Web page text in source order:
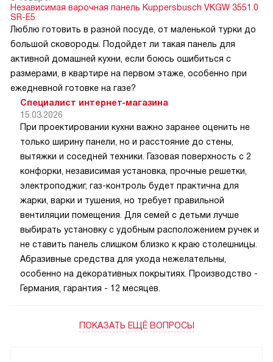
Независимая варочная панель Kuppersbusch VKGW 3551.0
SR-E5
Люблю готовить в разной посуде, от маленькой турки до
большой сковороды. Подойдет ли такая панель для
активной домашней кухни, если боюсь ошибиться с
размерами, в квартире на первом этаже, особенно при
ежедневной готовке на газе?
Специалист интернет-магазина
15.03.2026
При проектировании кухни важно заранее оценить не
только ширину панели, но и расстояние до стены,
вытяжки и соседней техники. Газовая поверхность с 2
конфорки, независимая установка, прочные решетки,
электроподжиг, газ-контроль будет практична для
жарки, варки и тушения, но требует правильной
вентиляции помещения. Для семей с детьми лучше
выбирать установку с удобным расположением ручек и
не ставить панель слишком близко к краю столешницы.
Абразивные средства для ухода нежелательны,
особенно на декоративных покрытиях. Производство -
Германия, гарантия - 12 месяцев.
ПОКАЗАТЬ ЕЩЁ ВОПРОСЫ